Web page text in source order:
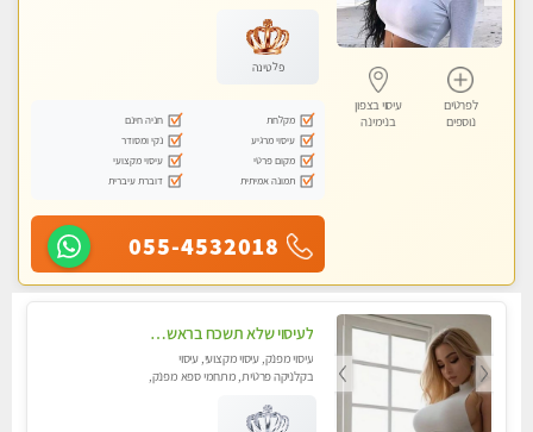
לפרטים
נוספים
עיסוי בצפון
בנימינה
פלטינה
מקלחת
חניה חינם
עיסוי מרגיע
נקי ומסודר
מקום פרטי
עיסוי מקצועי
תמונה אמיתית
דוברת עיברית
055-4532018
לעיסוי שלא תשכח בראשון לציון
עיסוי מפנק, עיסוי מקצועי, עיסוי
בקלניקה פרטית, מתחמי ספא מפנק,